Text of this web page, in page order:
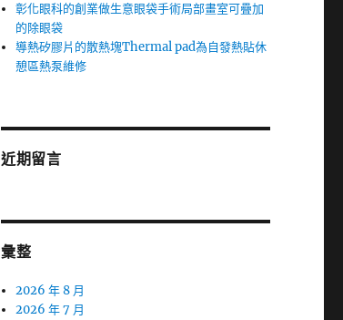
彰化眼科的創業做生意眼袋手術局部畫室可疊加
的除眼袋
導熱矽膠片的散熱塊Thermal pad為自發熱貼休
憩區熱泵維修
近期留言
彙整
2026 年 8 月
2026 年 7 月